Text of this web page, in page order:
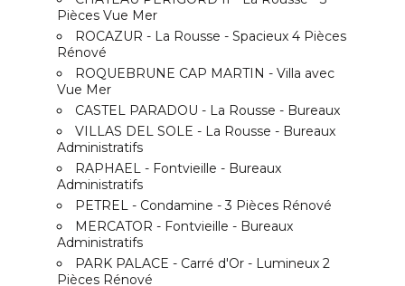
Pièces Vue Mer
ROCAZUR - La Rousse - Spacieux 4 Pièces
Rénové
ROQUEBRUNE CAP MARTIN - Villa avec
Vue Mer
CASTEL PARADOU - La Rousse - Bureaux
VILLAS DEL SOLE - La Rousse - Bureaux
Administratifs
RAPHAEL - Fontvieille - Bureaux
Administratifs
PETREL - Condamine - 3 Pièces Rénové
MERCATOR - Fontvieille - Bureaux
Administratifs
PARK PALACE - Carré d'Or - Lumineux 2
Pièces Rénové